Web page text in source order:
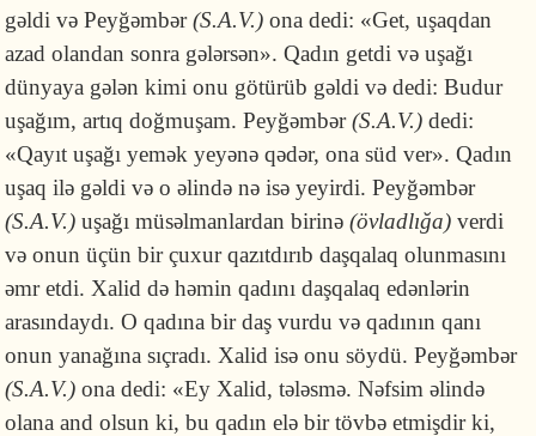
gəldi və Peyğəmbər(S.A.V.) ona dedi: «Get, uşaqdan
azad olandan sonra gələrsən». Qadın getdi və uşağı
dünyaya gələn kimi onu götürüb gəldi və dedi: Budur
uşağım, artıq doğmuşam. Peyğəmbər(S.A.V.) dedi:
«Qayıt uşağı yemək yeyənə qədər, ona süd ver». Qadın
uşaq ilə gəldi və o əlində nə isə yeyirdi. Peyğəmbər
(S.A.V.) uşağı müsəlmanlardan birinə(övladlığa) verdi
və onun üçün bir çuxur qazıtdırıb daşqalaq olunmasını
əmr etdi. Xalid də həmin qadını daşqalaq edənlərin
arasındaydı. O qadına bir daş vurdu və qadının qanı
onun yanağına sıçradı. Xalid isə onu söydü. Peyğəmbər
(S.A.V.) ona dedi: «Ey Xalid, tələsmə. Nəfsim əlində
olana and olsun ki, bu qadın elə bir tövbə etmişdir ki,